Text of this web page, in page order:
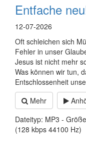
Entfache
12-07-2026
Oft schleichen sich
Fehler in unser
Jesus ist nicht mehr
Was können wir tun,
Entschlossenheit
Mehr
Dateityp: MP3 -
(128 kbps 44100 Hz)